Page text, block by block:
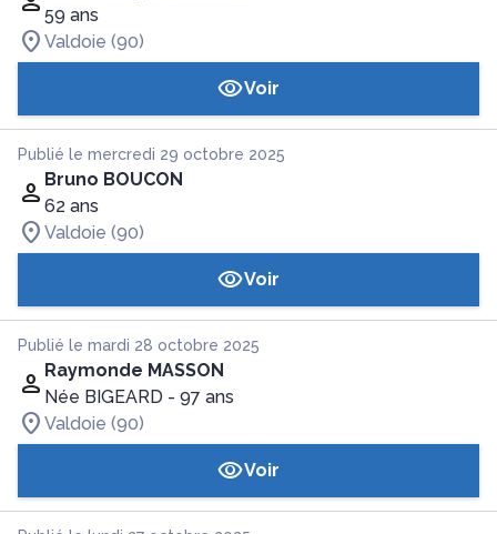
59 ans
Valdoie (90)
Voir
Publié le mercredi 29 octobre 2025
Bruno BOUCON
62 ans
Valdoie (90)
Voir
Publié le mardi 28 octobre 2025
Raymonde MASSON
Née BIGEARD - 97 ans
Valdoie (90)
Voir